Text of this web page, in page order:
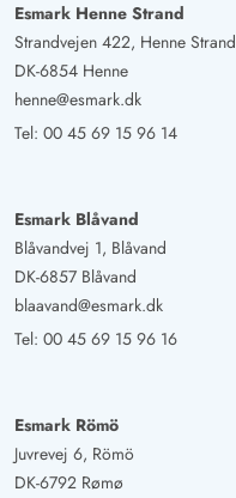
Esmark Henne Strand
Strandvejen 422, Henne Strand
DK-6854 Henne
henne@esmark.dk
Tel: 00 45 69 15 96 14
Esmark Blåvand
Blåvandvej 1, Blåvand
DK-6857 Blåvand
blaavand@esmark.dk
Tel: 00 45 69 15 96 16
Esmark Römö
Juvrevej 6, Römö
DK-6792 Rømø